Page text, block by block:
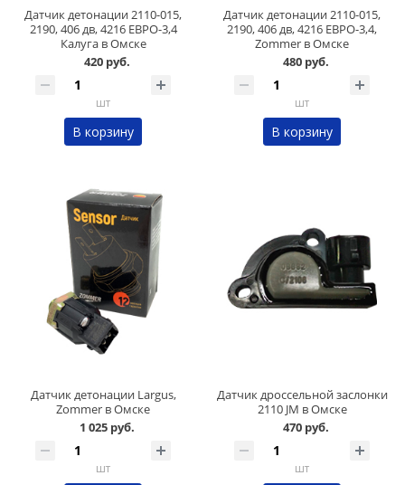
Датчик детонации 2110-015,
2190, 406 дв, 4216 ЕВРО-3,4
Калуга в Омске
420 руб.
шт
В корзину
Датчик детонации 2110-015,
2190, 406 дв, 4216 ЕВРО-3,4,
Zommer в Омске
480 руб.
шт
В корзину
Датчик детонации Largus,
Zommer в Омске
1 025 руб.
шт
Датчик дроссельной заслонки
2110 JМ в Омске
470 руб.
шт